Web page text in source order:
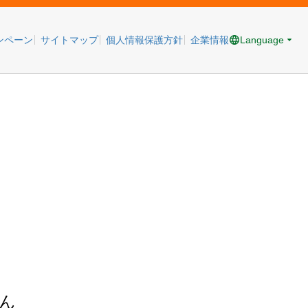
ペーン サイトマップ 個人情報保護方針 企業情報 Language